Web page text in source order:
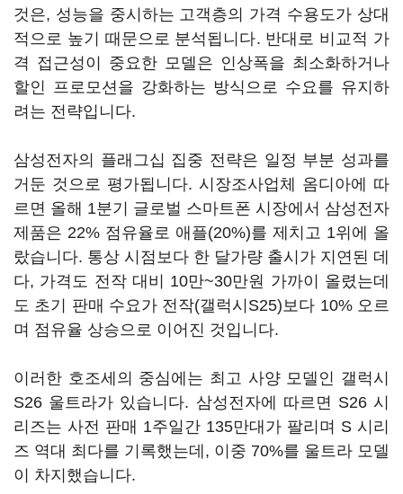
것은, 성능을 중시하는 고객층의 가격 수용도가 상대
적으로 높기 때문으로 분석됩니다. 반대로 비교적 가
격 접근성이 중요한 모델은 인상폭을 최소화하거나
할인 프로모션을 강화하는 방식으로 수요를 유지하
려는 전략입니다.
삼성전자의 플래그십 집중 전략은 일정 부분 성과를
거둔 것으로 평가됩니다. 시장조사업체 옴디아에 따
르면 올해 1분기 글로벌 스마트폰 시장에서 삼성전자
제품은 22% 점유율로 애플(20%)를 제치고 1위에 올
랐습니다. 통상 시점보다 한 달가량 출시가 지연된 데
다, 가격도 전작 대비 10만~30만원 가까이 올렸는데
도 초기 판매 수요가 전작(갤럭시S25)보다 10% 오르
며 점유율 상승으로 이어진 것입니다.
이러한 호조세의 중심에는 최고 사양 모델인 갤럭시
S26 울트라가 있습니다. 삼성전자에 따르면 S26 시
리즈는 사전 판매 1주일간 135만대가 팔리며 S 시리
즈 역대 최다를 기록했는데, 이중 70%를 울트라 모델
이 차지했습니다.